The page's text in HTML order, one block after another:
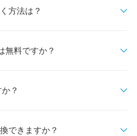
方法は？
無料ですか？
？
できますか？